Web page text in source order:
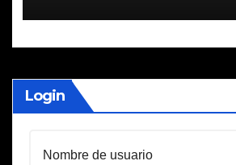
Login
Nombre de usuario